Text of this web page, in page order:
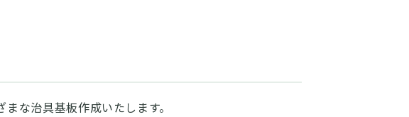
な治具基板作成いたします。